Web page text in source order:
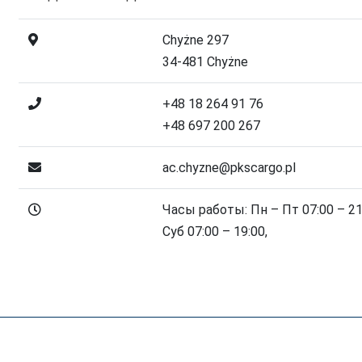
Chyżne 297
34-481 Chyżne
+48 18 264 91 76
+48 697 200 267
ac.chyzne@pkscargo.pl
Часы работы: Пн – Пт 07:00 –
Суб 07:00 – 19:00,